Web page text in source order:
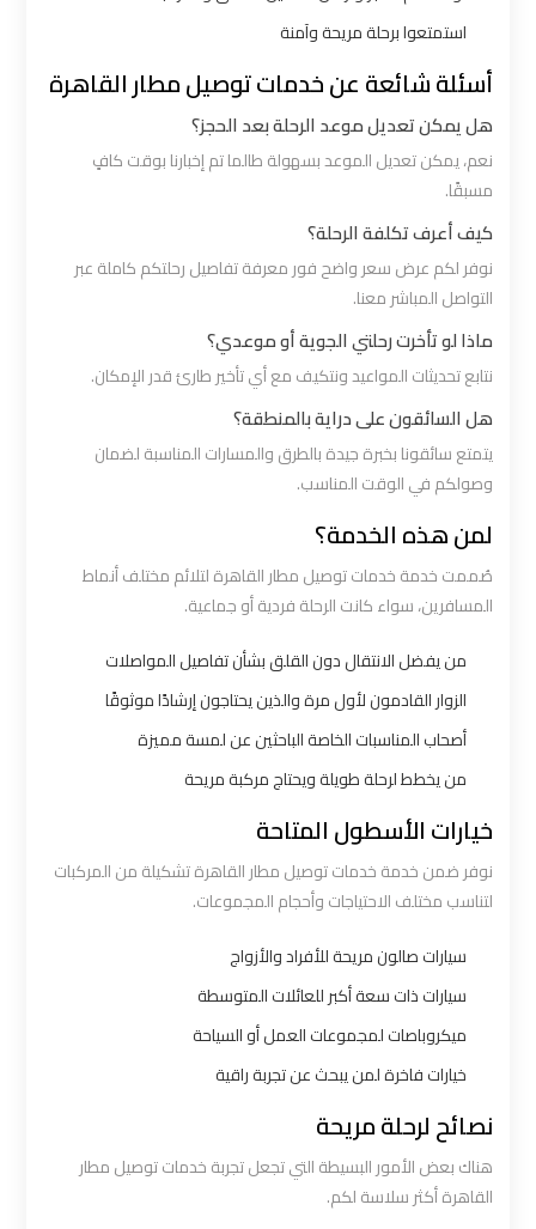
استمتعوا برحلة مريحة وآمنة
أسئلة شائعة عن خدمات توصيل مطار القاهرة
هل يمكن تعديل موعد الرحلة بعد الحجز؟
نعم، يمكن تعديل الموعد بسهولة طالما تم إخبارنا بوقت كافٍ
مسبقًا.
كيف أعرف تكلفة الرحلة؟
نوفر لكم عرض سعر واضح فور معرفة تفاصيل رحلتكم كاملة عبر
التواصل المباشر معنا.
ماذا لو تأخرت رحلتي الجوية أو موعدي؟
نتابع تحديثات المواعيد ونتكيف مع أي تأخير طارئ قدر الإمكان.
هل السائقون على دراية بالمنطقة؟
يتمتع سائقونا بخبرة جيدة بالطرق والمسارات المناسبة لضمان
وصولكم في الوقت المناسب.
لمن هذه الخدمة؟
صُممت خدمة خدمات توصيل مطار القاهرة لتلائم مختلف أنماط
المسافرين، سواء كانت الرحلة فردية أو جماعية.
من يفضل الانتقال دون القلق بشأن تفاصيل المواصلات
الزوار القادمون لأول مرة والذين يحتاجون إرشادًا موثوقًا
أصحاب المناسبات الخاصة الباحثين عن لمسة مميزة
من يخطط لرحلة طويلة ويحتاج مركبة مريحة
خيارات الأسطول المتاحة
نوفر ضمن خدمة خدمات توصيل مطار القاهرة تشكيلة من المركبات
لتناسب مختلف الاحتياجات وأحجام المجموعات.
سيارات صالون مريحة للأفراد والأزواج
سيارات ذات سعة أكبر للعائلات المتوسطة
ميكروباصات لمجموعات العمل أو السياحة
خيارات فاخرة لمن يبحث عن تجربة راقية
نصائح لرحلة مريحة
هناك بعض الأمور البسيطة التي تجعل تجربة خدمات توصيل مطار
القاهرة أكثر سلاسة لكم.
شركات
ليموزين
القاهرة
شركة
ليموزين
القاهرة
شركة
ليموزين
القاهرة
شركه
القاهرة
ليموزين
الإسكندرية
ليموزين
الاسكندرية
القاهرة